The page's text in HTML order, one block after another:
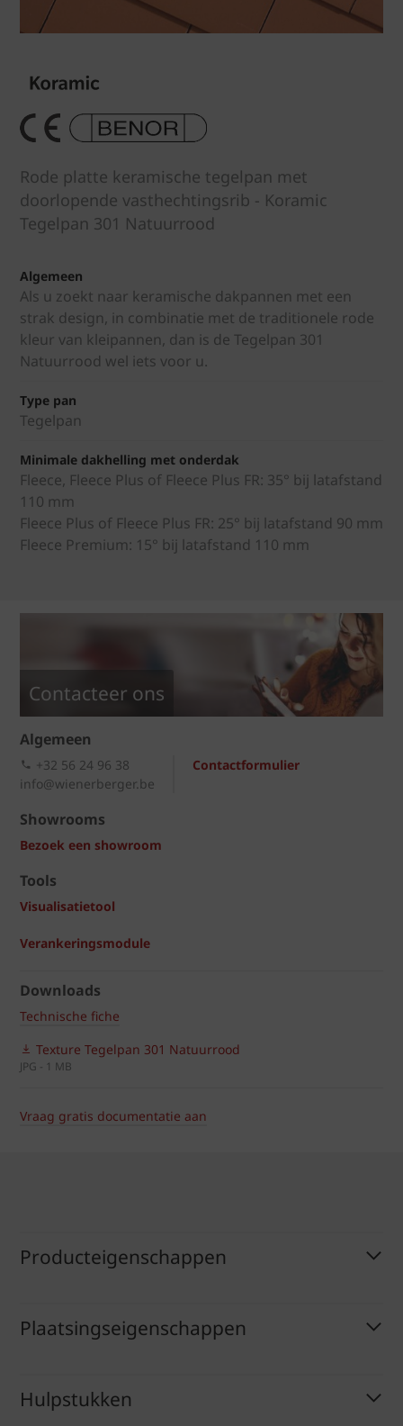
Rode platte keramische tegelpan met
doorlopende vasthechtingsrib - Koramic
Tegelpan 301 Natuurrood
Algemeen
Als u zoekt naar keramische dakpannen met een
strak design, in combinatie met de traditionele rode
kleur van kleipannen, dan is de Tegelpan 301
Natuurrood wel iets voor u.
Type pan
Tegelpan
Minimale dakhelling met onderdak
Fleece, Fleece Plus of Fleece Plus FR: 35° bij latafstand
110 mm
Fleece Plus of Fleece Plus FR: 25° bij latafstand 90 mm
Fleece Premium: 15° bij latafstand 110 mm
Contacteer ons
Algemeen
Contactformulier
+32 56 24 96 38
info@wienerberger.be
Showrooms
Bezoek een showroom
Tools
Visualisatietool
Verankeringsmodule
Downloads
Technische fiche
Texture Tegelpan 301 Natuurrood
JPG - 1 MB
Vraag gratis documentatie aan
Producteigenschappen
Plaatsingseigenschappen
Hulpstukken